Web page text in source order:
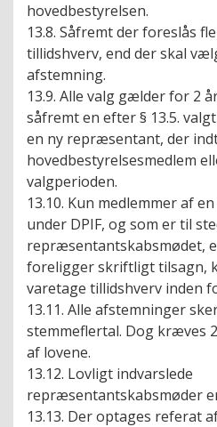
hovedbestyrelsen.
13.8. Såfremt der foreslås
tillidshverv, end der skal
afstemning.
13.9. Alle valg gælder for 2
såfremt en efter § 13.5.
en ny repræsentant, der
hovedbestyrelsesmedlem
valgperioden.
13.10. Kun medlemmer af
under DPIF, og som er til
repræsentantskabsmødet,
foreligger skriftligt tilsagn,
varetage tillidshverv inden
13.11. Alle afstemninger
stemmeflertal. Dog kræves
af lovene.
13.12. Lovligt indvarslede
repræsentantskabsmøder
13.13. Der optages referat